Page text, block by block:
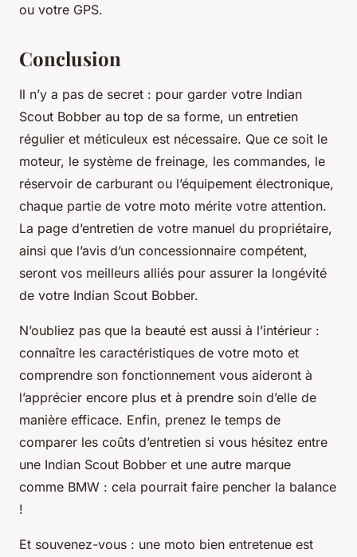
ou votre GPS.
Conclusion
Il n’y a pas de secret : pour garder votre Indian
Scout Bobber au top de sa forme, un entretien
régulier et méticuleux est nécessaire. Que ce soit le
moteur, le système de freinage, les commandes, le
réservoir de carburant ou l’équipement électronique,
chaque partie de votre moto mérite votre attention.
La page d’entretien de votre manuel du propriétaire,
ainsi que l’avis d’un concessionnaire compétent,
seront vos meilleurs alliés pour assurer la longévité
de votre Indian Scout Bobber.
N’oubliez pas que la beauté est aussi à l’intérieur :
connaître les caractéristiques de votre moto et
comprendre son fonctionnement vous aideront à
l’apprécier encore plus et à prendre soin d’elle de
manière efficace. Enfin, prenez le temps de
comparer les coûts d’entretien si vous hésitez entre
une Indian Scout Bobber et une autre marque
comme BMW : cela pourrait faire pencher la balance
!
Et souvenez-vous : une moto bien entretenue est